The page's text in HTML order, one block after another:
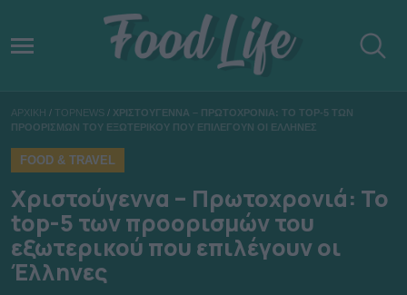
ΑΡΧΙΚΗ / TOPNEWS / ΧΡΙΣΤΟΥΓΕΝΝΑ – ΠΡΩΤΟΧΡΟΝΙΑ: ΤΟ TOP-5 ΤΩΝ
ΠΡΟΟΡΙΣΜΩΝ ΤΟΥ ΕΞΩΤΕΡΙΚΟΥ ΠΟΥ ΕΠΙΛΕΓΟΥΝ ΟΙ ΕΛΛΗΝΕΣ
FOOD & TRAVEL
Χριστούγεννα – Πρωτοχρονιά: Το
top-5 των προορισμών του
εξωτερικού που επιλέγουν οι
Έλληνες